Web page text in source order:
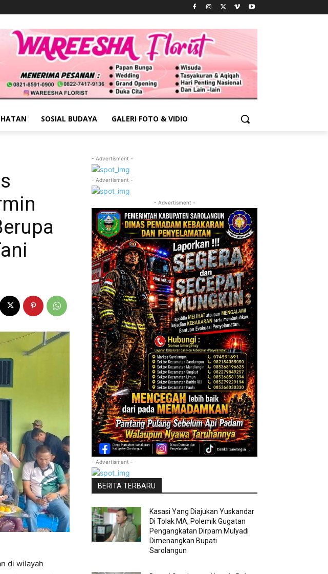
SOSIAL BUDAYA GALERI FOTO & VIDIO
di wilayah
- Advertisment -
- Advertisment -
- Advertisment -
- Advertisment -
BERITA TERBARU
Kasasi Yang Diajukan Yuskandar
Di Tolak MA, Polemik Gugatan
Pengangkatan Dirpam Mulyadi
Dimenangkan Bupati
Sarolangun